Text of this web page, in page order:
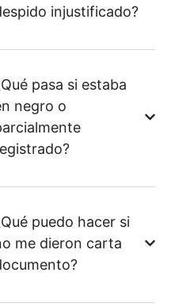
injustificado?
pasa si estaba
negro o
puedo hacer si
me dieron carta